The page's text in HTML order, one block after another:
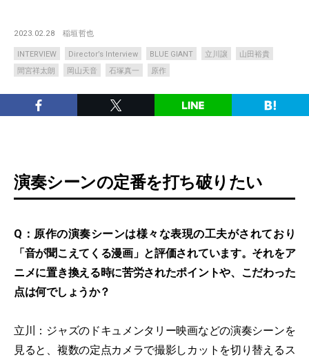
2023.02.28 稲垣哲也
INTERVIEW Director’s Interview BLUE GIANT 立川譲
山田裕貴
間宮祥太朗
岡山天音 石塚真一 原作
演奏シーンの定番を打ち破りたい
Q：原作の演奏シーンは様々な表現の工夫がされており
「音が聞こえてくる漫画」と評価されています。それをア
ニメに置き換える時に苦労されたポイントや、こだわった
点は何でしょうか？
立川：ジャズのドキュメンタリー映画などの演奏シーンを
見ると、複数の定点カメラで撮影しカットを切り替えるス